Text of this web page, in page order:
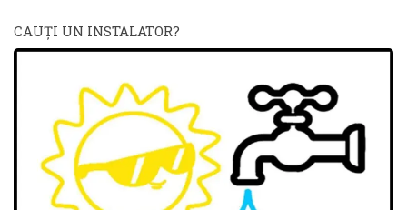
CAUŢI UN INSTALATOR?